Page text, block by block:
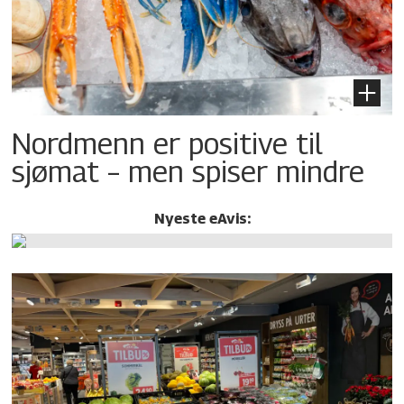
Nordmenn er positive til
sjømat – men spiser mindre
Nyeste eAvis: